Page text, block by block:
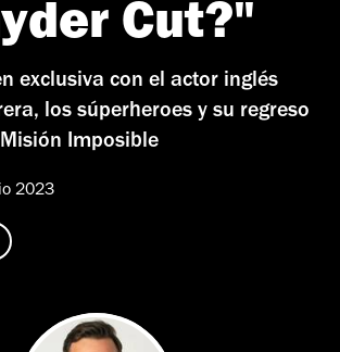
Cut?"
exclusiva con el actor inglés
los súperheroes y su regreso
Imposible
2023